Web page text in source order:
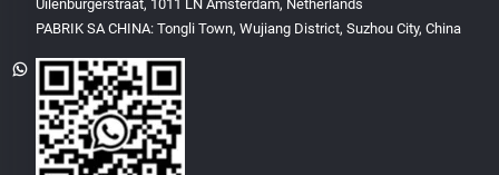
Uilenburgerstraat, 1011 LN Amsterdam, Netherlands
PABRIK SA CHINA: Tongli Town, Wujiang District, Suzhou City, China